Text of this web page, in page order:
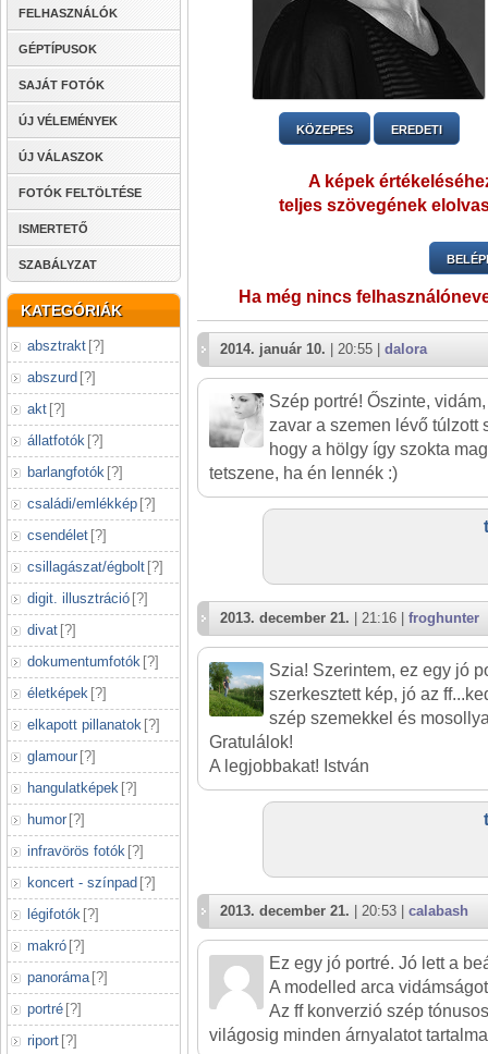
FELHASZNÁLÓK
GÉPTÍPUSOK
SAJÁT FOTÓK
ÚJ VÉLEMÉNYEK
ÚJ VÁLASZOK
FOTÓK FELTÖLTÉSE
ISMERTETŐ
SZABÁLYZAT
KATEGÓRIÁK
absztrakt [?]
abszurd [?]
akt [?]
állatfotók [?]
barlangfotók [?]
családi/emlékkép [?]
csendélet [?]
csillagászat/égbolt [?]
digit. illusztráció [?]
divat [?]
dokumentumfotók [?]
életképek [?]
elkapott pillanatok [?]
glamour [?]
hangulatképek [?]
humor [?]
infravörös fotók [?]
koncert - színpad [?]
légifotók [?]
makró [?]
panoráma [?]
portré [?]
riport [?]
KÖZEPES EREDETI
A képek
teljes szövegének
Ha még nincs
2014. január 10. | 20:55 | dalora
Szép portré! Őszinte,
zavar a szemen lévő túlzott
hogy a hölgy így szokta
tetszene, ha én lennék :)
2013. december 21. | 21:16 | froghunter
Szia! Szerintem, ez egy jó
szerkesztett kép, jó az
szép szemekkel és
Gratulálok!
A legjobbakat! István
2013. december 21. | 20:53 | calabash
Ez egy jó portré. Jó lett a
A modelled arca
Az ff konverzió szép
világosig minden árnyalatot